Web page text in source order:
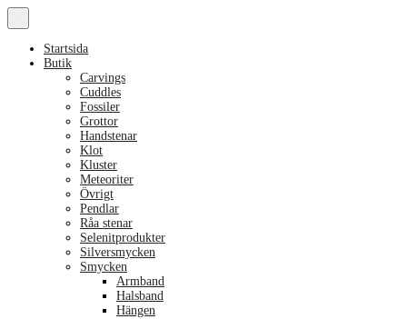
Startsida
Butik
Carvings
Cuddles
Fossiler
Grottor
Handstenar
Klot
Kluster
Meteoriter
Övrigt
Pendlar
Råa stenar
Selenitprodukter
Silversmycken
Smycken
Armband
Halsband
Hängen